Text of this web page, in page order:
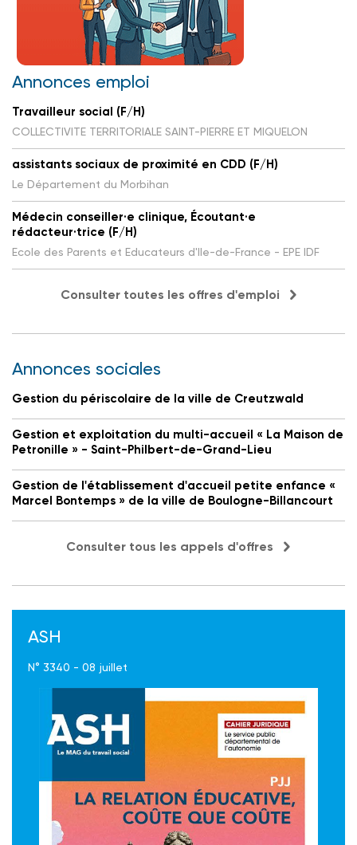
Annonces emploi
Travailleur social (F/H)
COLLECTIVITE TERRITORIALE SAINT-PIERRE ET MIQUELON
assistants sociaux de proximité en CDD (F/H)
Le Département du Morbihan
Médecin conseiller·e clinique, Écoutant·e
rédacteur·trice (F/H)
Ecole des Parents et Educateurs d'Ile-de-France - EPE IDF
Consulter toutes les offres d'emploi
Annonces sociales
Gestion du périscolaire de la ville de Creutzwald
Gestion et exploitation du multi-accueil « La Maison de
Petronille » - Saint-Philbert-de-Grand-Lieu
Gestion de l'établissement d'accueil petite enfance «
Marcel Bontemps » de la ville de Boulogne-Billancourt
Consulter tous les appels d'offres
ASH
N° 3340 - 08 juillet